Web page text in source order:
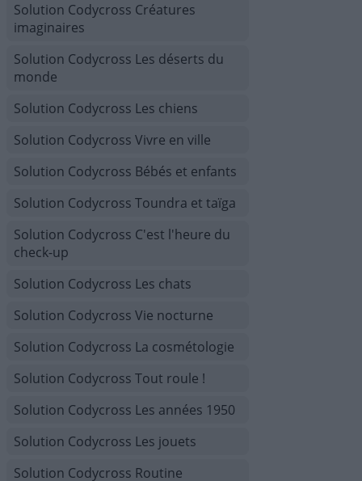
Solution Codycross Créatures
imaginaires
Solution Codycross Les déserts du
monde
Solution Codycross Les chiens
Solution Codycross Vivre en ville
Solution Codycross Bébés et enfants
Solution Codycross Toundra et taïga
Solution Codycross C'est l'heure du
check-up
Solution Codycross Les chats
Solution Codycross Vie nocturne
Solution Codycross La cosmétologie
Solution Codycross Tout roule !
Solution Codycross Les années 1950
Solution Codycross Les jouets
Solution Codycross Routine